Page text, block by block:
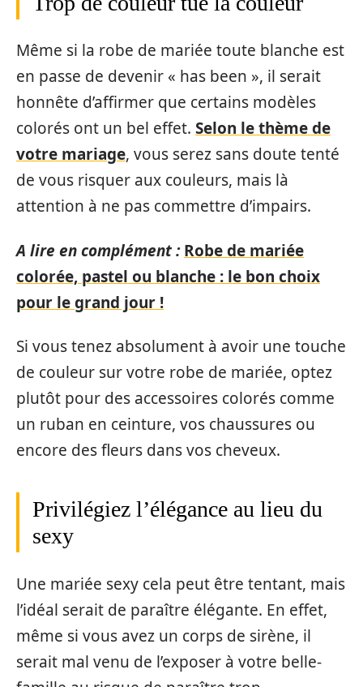
Même si la robe de mariée toute blanche est
en passe de devenir « has been », il serait
honnête d’affirmer que certains modèles
colorés ont un bel effet. Selon le thème de
votre mariage, vous serez sans doute tenté
de vous risquer aux couleurs, mais là
attention à ne pas commettre d’impairs.
A lire en complément : Robe de mariée
colorée, pastel ou blanche : le bon choix
pour le grand jour !
Si vous tenez absolument à avoir une touche
de couleur sur votre robe de mariée, optez
plutôt pour des accessoires colorés comme
un ruban en ceinture, vos chaussures ou
encore des fleurs dans vos cheveux.
Privilégiez l’élégance au lieu du
sexy
Une mariée sexy cela peut être tentant, mais
l’idéal serait de paraître élégante. En effet,
même si vous avez un corps de sirène, il
serait mal venu de l’exposer à votre belle-